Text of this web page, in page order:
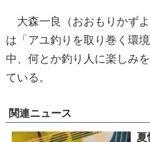
大森一良（おおもりかずよ
は「アユ釣りを取り巻く環
中、何とか釣り人に楽しみ
ている。
関連ニュース
夏